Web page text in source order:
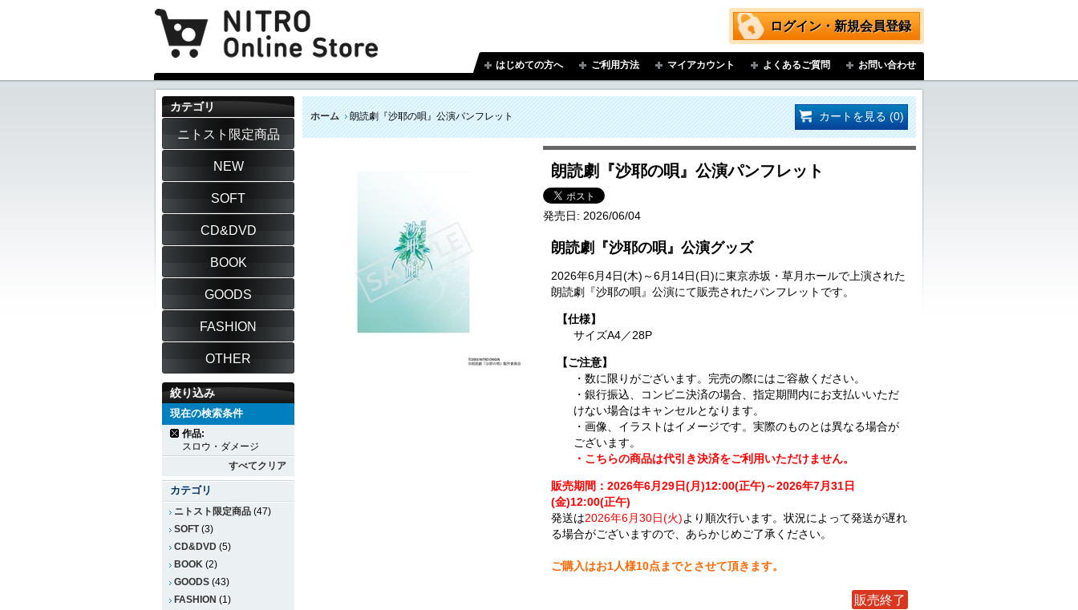
ログイン・新規会員登録
はじめての方へ ご利用方法 マイアカウント よくあるご質問 お問い合わせ
ホーム 朗読劇『沙耶の唄』公演パンフレット カートを見る (0)
朗読劇『沙耶の唄』公演パンフレット
発売日: 2026/06/04
朗読劇『沙耶の唄』公演グッズ
2026年6月4日(木)～6月14日(日)に東京赤坂・草月ホールで上演された
朗読劇『沙耶の唄』公演にて販売されたパンフレットです。
【仕様】
サイズA4／28P
【ご注意】
・数に限りがございます。完売の際にはご容赦ください。
・銀行振込、コンビニ決済の場合、指定期間内にお支払いいただ
けない場合はキャンセルとなります。
・画像、イラストはイメージです。実際のものとは異なる場合が
ございます。
・こちらの商品は代引き決済をご利用いただけません。
販売期間：2026年6月29日(月)12:00(正午)～2026年7月31日
(金)12:00(正午)
発送は2026年6月30日(火)より順次行います。状況によって発送が遅れ
る場合がございますので、あらかじめご了承ください。
ご購入はお1人様10点までとさせて頂きます。
販売終了
カテゴリ
ニトスト限定商品
NEW
SOFT
CD&DVD
BOOK
GOODS
FASHION
OTHER
絞り込み
現在の検索条件
作品:
スロウ・ダメージ
すべてクリア
カテゴリ
ニトスト限定商品 (47)
SOFT(3)
CD&DVD (5)
BOOK (2)
GOODS (43)
FASHION (1)